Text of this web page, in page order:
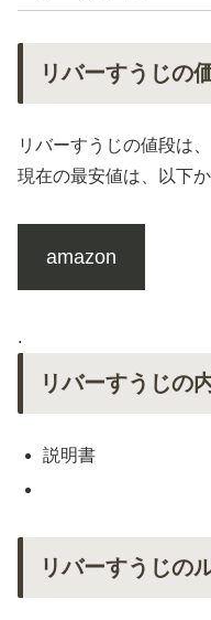
リバーすうじの
リバーすうじの値段は
現在の最安値は、以下
amazon
.
リバーすうじの
説明書
リバーすうじの